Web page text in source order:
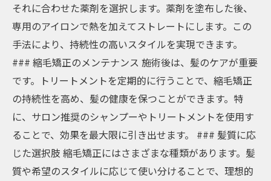
それに合わせた薬剤を選択します。薬剤を塗布した後、
専用のアイロンで熱を加えてストレートにします。この
手法により、持続性の高いスタイルを実現できます。
### 縮毛矯正のメンテナンス 施術後は、髪のケアが重要
です。トリートメントを定期的に行うことで、縮毛矯正
の持続性を高め、髪の健康を保つことができます。特
に、サロン推奨のシャンプーやトリートメントを使用す
ることで、効果を最大限に引き出せます。 ### 髪質に応
じた選択肢 縮毛矯正にはさまざまな種類があります。髪
質や希望のスタイルに応じて使い分けることで、理想的